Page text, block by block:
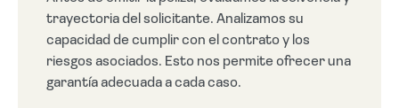
trayectoria del solicitante. Analizamos su
capacidad de cumplir con el contrato y los
riesgos asociados. Esto nos permite ofrecer una
garantía adecuada a cada caso.